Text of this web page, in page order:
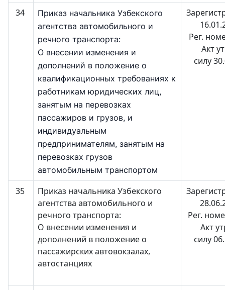
34
Приказ начальника Узбекского
агентства автомобильного и
речного транспорта:
О внесении изменения и
дополнений в положение о
квалификационных требованиях к
работникам юридических лиц,
занятым на перевозках
пассажиров и грузов, и
индивидуальным
предпринимателям, занятым на
перевозках грузов
автомобильным транспортом
Рег.
Акт
силу
35
Приказ начальника Узбекского
агентства автомобильного и
речного транспорта:
О внесении изменения и
дополнений в положение о
пассажирских автовокзалах,
автостанциях
Рег.
Акт
силу